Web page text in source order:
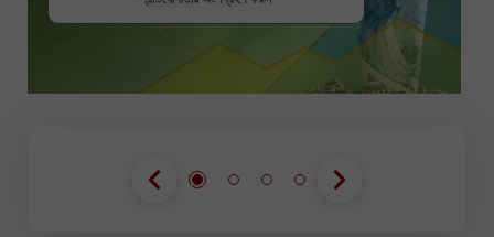
প্রতিযোগীতায় অংশগ্রহণ করুন